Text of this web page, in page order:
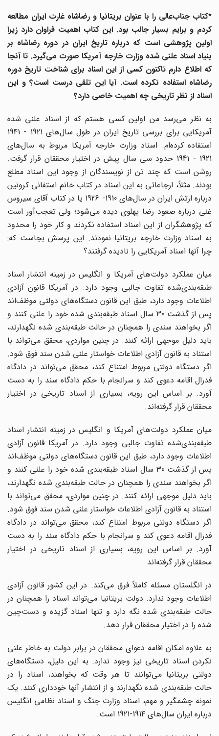
*کتاب جناب‌عالی را با عنوان بریتانیا و رضاشاه غارت ایران مطالعه
کردم و برایم بسیار جالب بود. این کتاب اهمیت فراوان دارد زیرا
اولین پژوهشی است که درباره تاریخ ایران در دوره رضاشاه بر
بنیاد اسناد علنی شده وزارت خارجه آمریکا صورت می‌گیرد. تا آنجا
که اطلاع دارم تاکنون کسی از این اسناد برای شناخت تاریخ دوره
رضاشاه استفاده نکرده است. آیا این تلقی درست است؟ و این
اسناد از نظر تاریخی چه اهمیت خاصی دارد؟
به نظر می‌رسد من اولین کسی هستم که از اسناد علنی شده
آمریکایی برای بررسی تاریخ ایران در طول سال‌های 1921 - 1941
استفاده کرده‌ام. اسناد وزارت خارجه آمریکا مربوط به سال‌های
1921 - 1941 حدود سی سال پیش در اختیار محققان قرار گرفت.
روشن است که چند تن از نویسندگان از وجود این اسناد مطلع
بودند. مثلاً، ارجاعاتی به این اسناد در کتاب خانم استفانی کرونین
درباره ارتش ایران در سال‌های 1910- 1926 یا در کتاب آقای سیروس
غنی درباره صعود رضا پهلوی دیده می‌شود؛ ولی تعجب‌آور است
که پژوهشگران از این اسناد استفاده نکردند و کار خود را محدود
به اسناد وزارت خارجه بریتانیا نمودند. این پرسش بجاست که:
چرا آنها اسناد آمریکایی را نادیده گرفتند؟
میان عملکرد دولت‌های آمریکا و انگلیس در زمینه انتشار اسناد
طبقه‌بندی‌شده تفاوت جالبی وجود دارد. در آمریکا قانون آزادی
اطلاعات وجود دارد، طبق این قانون دستگاه‌های دولتی موظف‌اند
پس از گذشت 30 سال اسناد طبقه‌بندی شده خود را علنی کنند و
اگر بخواهند سندی را همچنان در حالت طبقه‌بندی شده نگهدارند،
باید دلیل موجهی ارائه کنند. در چنین مواردی، محقق می‌تواند با
استناد به قانون آزادی اطلاعات خواستار علنی شدن سند فوق شود.
اگر دستگاه دولتی مربوط امتناع کند، محقق می‌تواند در دادگاه
فدرال اقامه دعوی کند و سرانجام با حکم دادگاه سند را به دست
آورد. بر اساس این رویه، بسیاری از اسناد تاریخی در اختیار
محققان قرار گرفته‌اند.
میان عملکرد دولت‌های آمریکا و انگلیس در زمینه انتشار اسناد
طبقه‌بندی‌شده تفاوت جالبی وجود دارد. در آمریکا قانون آزادی
اطلاعات وجود دارد، طبق این قانون دستگاه‌های دولتی موظف‌اند
پس از گذشت 30 سال اسناد طبقه‌بندی شده خود را علنی کنند و
اگر بخواهند سندی را همچنان در حالت طبقه‌بندی شده نگهدارند،
باید دلیل موجهی ارائه کنند. در چنین مواردی، محقق می‌تواند با
استناد به قانون آزادی اطلاعات خواستار علنی شدن سند فوق شود.
اگر دستگاه دولتی مربوط امتناع کند، محقق می‌تواند در دادگاه
فدرال اقامه دعوی کند و سرانجام با حکم دادگاه سند را به دست
آورد. بر اساس این رویه، بسیاری از اسناد تاریخی در اختیار
محققان قرار گرفته‌اند
در انگلستان مسئله کاملاً فرق می‌کند. در این کشور قانون آزادی
اطلاعات وجود ندارد. دولت بریتانیا می‌تواند اسناد را همچنان در
حالت طبقه‌بندی شده نگه دارد و تنها اسناد گزیده و دست‌چین
شده را در اختیار محققان قرار دهد.
به علاوه امکان اقامه دعوای محققان در برابر دولت به خاطر علنی
نکردن اسناد تاریخی نیز وجود ندارد. به این دلیل، دستگاه‌های
دولتی بریتانیا می‌توانند تا هر وقت که بخواهند، اسناد را در
حالت طبقه‌بندی شده نگهدارند و از انتشار آنها خودداری کنند. یک
نمونه چشمگیر و مهم، اسناد وزارت جنگ و اسناد نظامی انگلیس
درباره ایران سال‌های 1914-1921 است.